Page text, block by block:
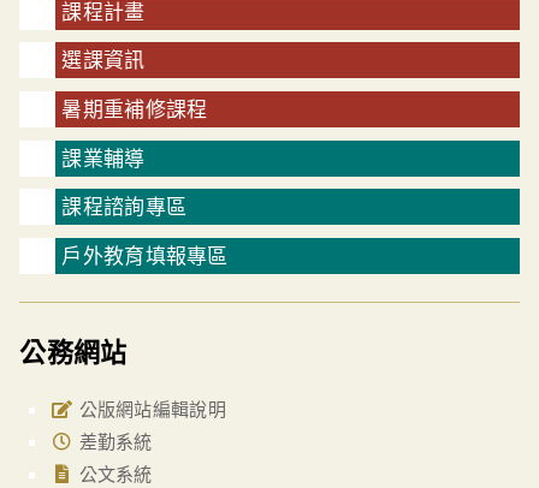
課程計畫
選課資訊
暑期重補修課程
課業輔導
課程諮詢專區
戶外教育填報專區
公務網站
公版網站編輯說明
差勤系統
公文系統